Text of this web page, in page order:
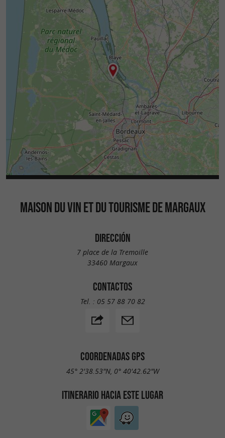
MAISON DU VIN ET DU TOURISME DE MARGAUX
DIRECCIÓN
7 place de la Tremoille
33460 Margaux
CONTACTOS
Tel. : 05 57 88 70 82
COORDENADAS GPS
45° 2'38.53"N, 0° 40'42.62"W
ITINERARIO HACIA ESTE LUGAR